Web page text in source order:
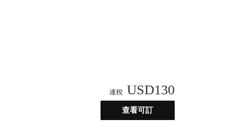
連稅 USD130
查看可訂